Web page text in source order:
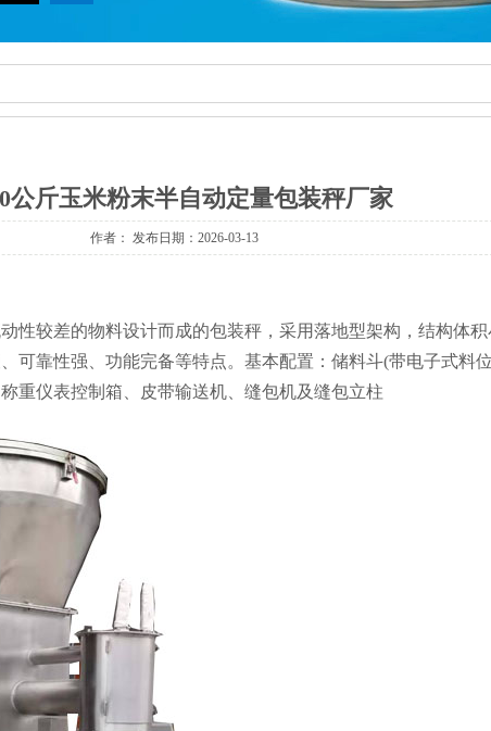
公斤玉米粉末半自动定量包装秤厂家
作者： 发布日期：2026-03-13
性较差的物料设计而成的包装秤，采用落地型架构，结构体
可靠性强、功能完备等特点。基本配置：储料斗(带电子式料
重仪表控制箱、皮带输送机、缝包机及缝包立柱